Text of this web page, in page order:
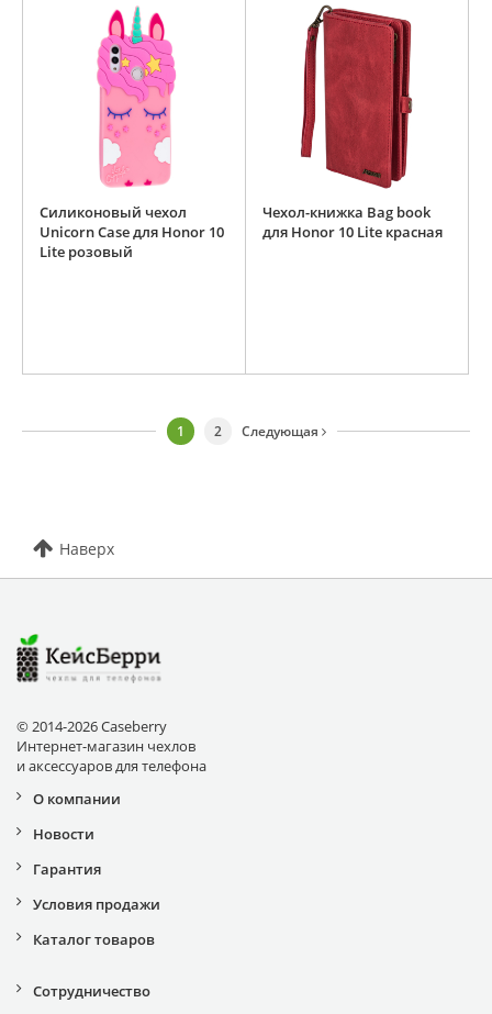
Силиконовый чехол
Unicorn Case для Honor 10
Lite розовый
Чехол-книжка Bag book
для Honor 10 Lite красная
1 2 Следующая
Наверх
© 2014-2026 Caseberry
Интернет-магазин чехлов
и аксессуаров для телефона
О компании
Новости
Гарантия
Условия продажи
Каталог товаров
Сотрудничество